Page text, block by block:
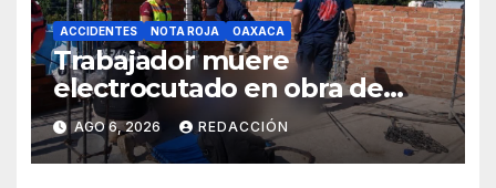
ACCIDENTES NOTA ROJA OAXACA
Trabajador muere
electrocutado en obra de
Soledad Etla; dos jóvenes
resultan gravemente
lesionados
AGO 6, 2026 REDACCIÓN